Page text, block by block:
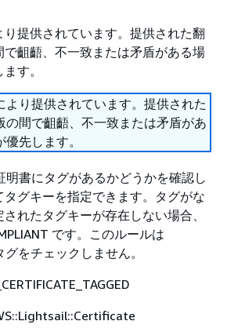
提供されています。提供された翻
齟齬、不一致または矛盾がある場
す。
より提供されています。提供された
の間で齟齬、不一致または矛盾があ
先します。
書にタグがあるかどうかを確認し
タグキーを指定できます。タグがな
れたタグキーが存在しない場合、
です。このルールは
グをチェックしません。